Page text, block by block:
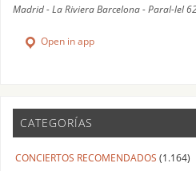
Madrid - La Riviera Barcelona - Paral-lel
Open in app
CATEGORÍAS
CONCIERTOS RECOMENDADOS (1.164)